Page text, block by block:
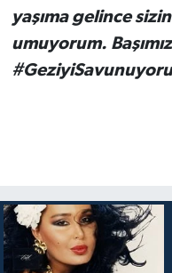
yaşıma gelince
umuyorum.